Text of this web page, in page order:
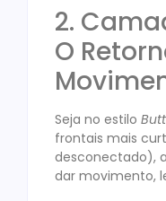
2.
O
Seja no estilo
frontais mais
desconectado),
dar movimento,